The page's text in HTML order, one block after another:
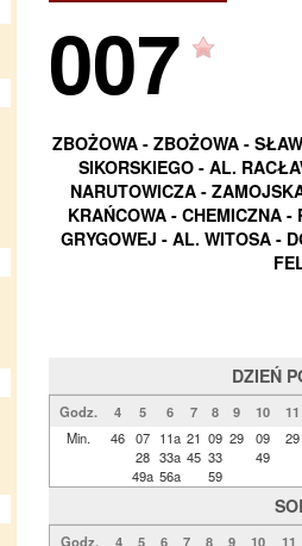
007
ZBOŻOWA - ZBOŻOWA -
SIKORSKIEGO - AL.
NARUTOWICZA -
KRAŃCOWA - CHEMICZNA -
GRYGOWEJ - AL. WITOSA -
DZIEŃ
Godz. 4 5 6 7 8 9 10
11
Min.
46 07
28
49a
11a
33a
56a
21
45
09
33
59
29
09
49
29
Godz. 4 5 6 7 8 9 10
11